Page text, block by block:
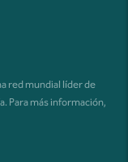
red mundial líder de
Para más información,